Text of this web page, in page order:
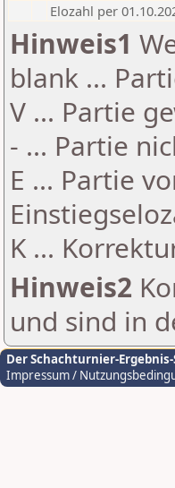
Elozahl per
Hinweis1
blank ...
V ... Partie
- ... Partie
E ... Partie
K ...
Hinweis2
und sind in
Der Schachturnier-
Impressum /